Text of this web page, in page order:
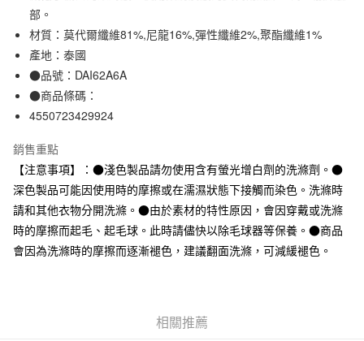
3 期 0 利率 每期
合作金庫商業銀行
第一商業銀行
華南商業銀行
上海商業儲蓄銀行
臺灣中小企業銀行
匯豐（台灣）商業銀行
元大商業銀行
玉山商業銀行
星展（台灣）商業銀行
台新國際商業銀行
中國信託商業銀行
台灣樂天信用卡公司
超商取貨付款
LINE Pay
Apple Pay
悠遊付
運送方式
全家取貨付款
每筆NT$65，滿NT$1,000(含以上)免運費
部。
材質：莫代爾纖維81%,尼龍16%,彈性纖維2%,聚酯纖維1%
產地：泰國
●品號：DAI62A6A
●商品條碼：
4550723429924
銷售重點
【注意事項】：●淺色製品請勿使用含有螢光增白劑的洗滌劑。●
深色製品可能因使用時的摩擦或在濡濕狀態下接觸而染色。洗滌時
請和其他衣物分開洗滌。●由於素材的特性原因，會因穿戴或洗滌
時的摩擦而起毛、起毛球。此時請儘快以除毛球器等保養。●商品
會因為洗滌時的摩擦而逐漸褪色，建議翻面洗滌，可減緩褪色。
相關推薦